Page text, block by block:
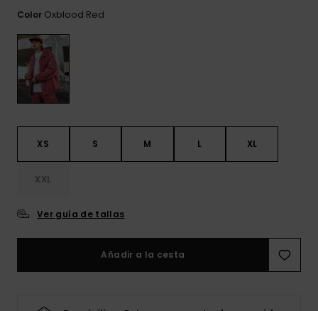
Color Oxblood Red
XS S M L XL
XXL
Ver guía de tallas
Añadir a la cesta